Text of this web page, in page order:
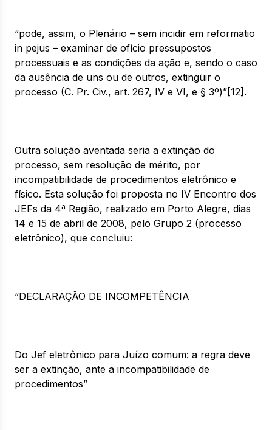
“pode, assim, o Plenário – sem incidir em reformatio
in pejus – examinar de ofício pressupostos
processuais e as condições da ação e, sendo o caso
da ausência de uns ou de outros, extingüir o
processo (C. Pr. Civ., art. 267, IV e VI, e § 3º)”[12].
Outra solução aventada seria a extinção do
processo, sem resolução de mérito, por
incompatibilidade de procedimentos eletrônico e
físico. Esta solução foi proposta no IV Encontro dos
JEFs da 4ª Região, realizado em Porto Alegre, dias
14 e 15 de abril de 2008, pelo Grupo 2 (processo
eletrônico), que concluiu:
“DECLARAÇÃO DE INCOMPETÊNCIA
Do Jef eletrônico para Juízo comum: a regra deve
ser a extinção, ante a incompatibilidade de
procedimentos”